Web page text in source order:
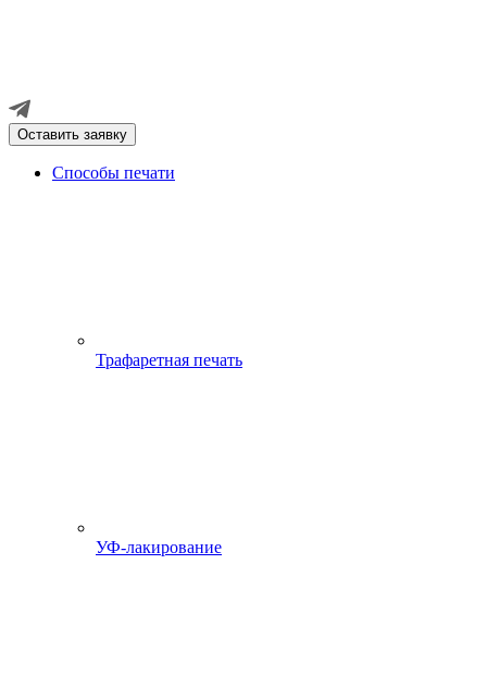
Оставить заявку
Способы печати
Трафаретная печать
УФ-лакирование